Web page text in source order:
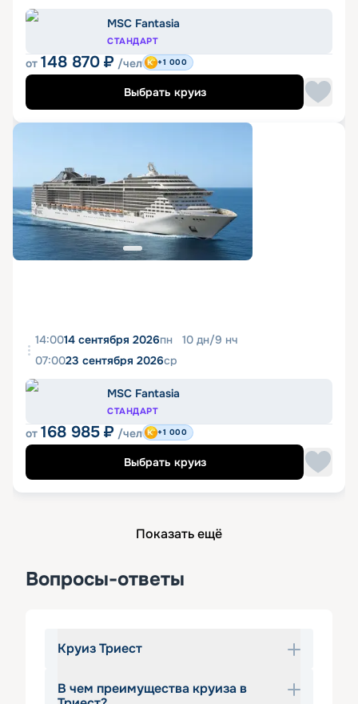
MSC Fantasia
СТАНДАРТ
от 148 870 ₽ /чел +1 000
Выбрать круиз
14:0014 сентября 2026пн 10 дн/9 нч
07:0023 сентября 2026ср
MSC Fantasia
СТАНДАРТ
от 168 985 ₽ /чел +1 000
Выбрать круиз
Показать ещё
Вопросы-ответы
Круиз Триест
Круизы в Триест пользуются
В чем преимущества круиза в